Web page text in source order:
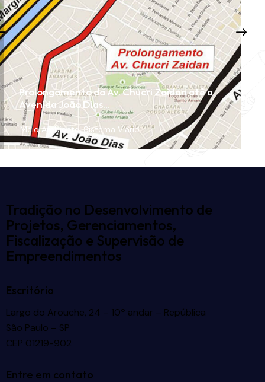
Prolongamento da Av. Chucri Zaidan até a
Avenida João Dias…
Meio Ambiente,Sistema Viário
Tradição no Desenvolvimento de
Projetos, Gerenciamentos,
Fiscalização e Supervisão de
Empreendimentos
Escritório
Largo do Arouche, 24 – 10º andar – República
São Paulo – SP
CEP 01219-902
Entre em contato